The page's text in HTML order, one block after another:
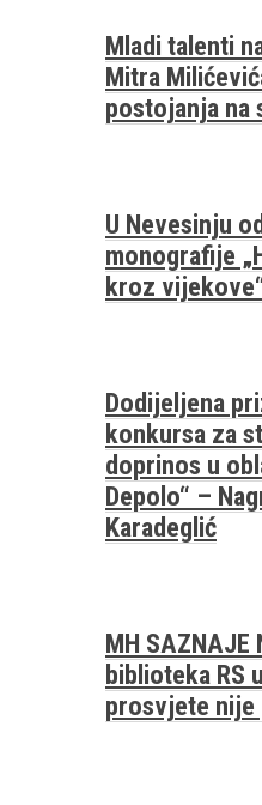
Mladi talenti
Mitra
postojanja na
U Nevesinju
monografije
kroz
Dodijeljena
konkursa za
doprinos u
Depolo“ –
Karadeglić
MH
biblioteka RS
prosvjete nije